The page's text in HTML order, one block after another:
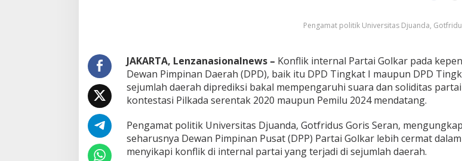
g
a
n
i
l
i
Pengamat politik Universitas Djuanda,
JAKARTA, Lenzanasionalnews – Konflik internal Partai Golkar pada
Dewan Pimpinan Daerah (DPD), baik itu DPD Tingkat I maupun DPD
sejumlah daerah diprediksi bakal mempengaruhi suara dan soliditas
kontestasi Pilkada serentak 2020 maupun Pemilu 2024 mendatang.
Pengamat politik Universitas Djuanda, Gotfridus Goris Seran,
seharusnya Dewan Pimpinan Pusat (DPP) Partai Golkar lebih cermat dalam
menyikapi konflik di internal partai yang terjadi di sejumlah daerah.